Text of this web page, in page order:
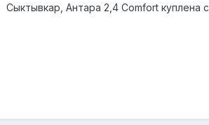
Сыктывкар, Антара 2,4 Comfort куплена